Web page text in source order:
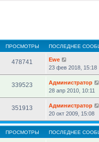
ПРОСМОТРЫ ПОСЛЕДНЕЕ
478741
Ewe
23 фев 2018, 15:18
339523
Администратор
28 апр 2010, 10:11
351913
Администратор
20 окт 2009, 15:08
ПРОСМОТРЫ ПОСЛЕДНЕЕ